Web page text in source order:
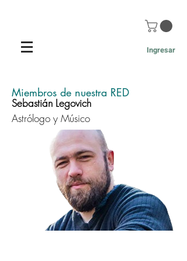
Ingresar
Miembros de nuestra RED
Sebastián Legovich
Astrólogo y Músico